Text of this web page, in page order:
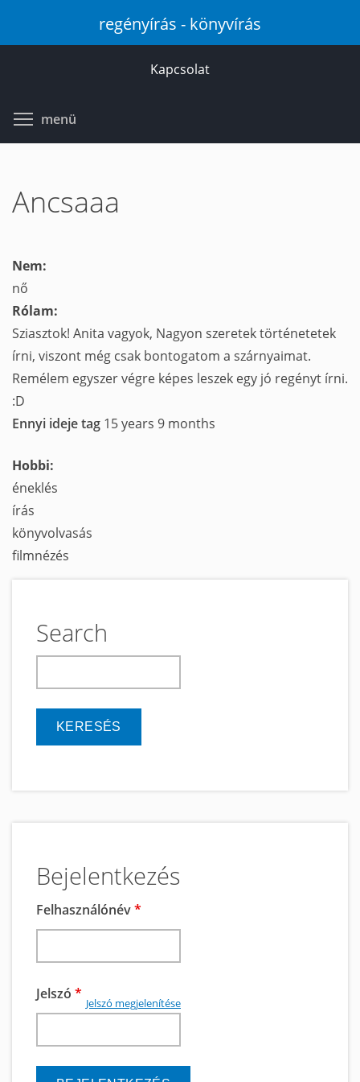
regényírás - könyvírás
Kapcsolat
menü
Ancsaaa
Nem:
nő
Rólam:
Sziasztok! Anita vagyok, Nagyon szeretek történetetek
írni, viszont még csak bontogatom a szárnyaimat.
Remélem egyszer végre képes leszek egy jó regényt írni.
:D
Ennyi ideje tag 15 years 9 months
Hobbi:
éneklés
írás
könyvolvasás
filmnézés
Search
Bejelentkezés
Felhasználónév*
Jelszó *
Jelszó megjelenítése